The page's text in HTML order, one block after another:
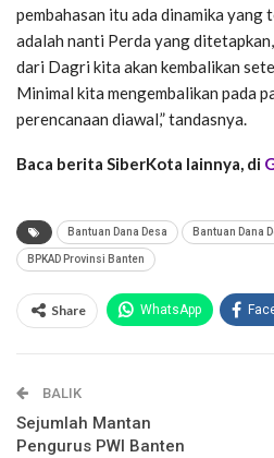
pembahasan itu ada dinamika yang
adalah nanti Perda yang
dari Dagri kita akan kembalikan
Minimal kita mengembalikan pada
perencanaan diawal,” tandasnya.
Baca berita SiberKota lainnya, di
Bantuan Dana Desa Bantuan Dana
BPKAD Provinsi Banten
Share WhatsApp
Telegram
BALIK
Sejumlah Mantan
Pengurus PWI Banten